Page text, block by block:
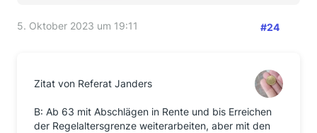
5. Oktober 2023 um 19:11 #24
Zitat von Referat Janders
B: Ab 63 mit Abschlägen in Rente und bis Erreichen
der Regelaltersgrenze weiterarbeiten, aber mit den